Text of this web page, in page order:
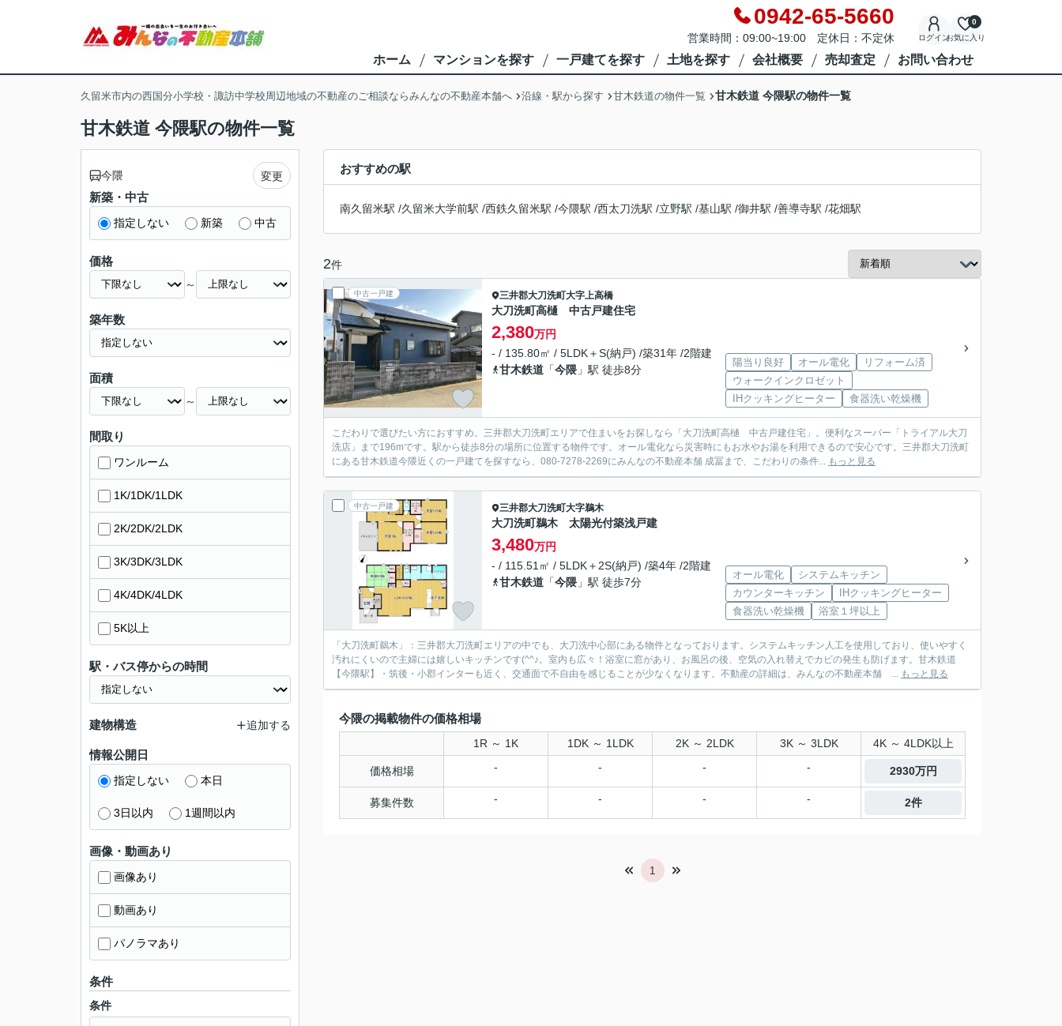
0942-65-5660
営業時間：09:00~19:00 定休日：不定休 ログインお気に入り
0
ホーム マンションを探す 一戸建てを探す 土地を探す 会社概要 売却査定 お問い合わせ
久留米市内の西国分小学校・諏訪中学校周辺地域の不動産のご相談ならみんなの不動産本舗へ 沿線・駅から探す 甘木鉄道の物件一覧 甘木鉄道 今隈駅の物件一覧
甘木鉄道 今隈駅の物件一覧
おすすめの駅
南久留米駅 /久留米大学前駅 /西鉄久留米駅 /今隈駅 /西太刀洗駅 /立野駅 /基山駅 /御井駅 /善導寺駅 /花畑駅
2件
中古一戸建 三井郡大刀洗町大字上高橋
大刀洗町高樋 中古戸建住宅
2,380万円
- / 135.80㎡ / 5LDK＋S(納戸) /築31年 /2階建
甘木鉄道 「今隈 」駅 徒歩8分
陽当り良好 オール電化
リフォーム済
ウォークインクロゼット
IHクッキングヒーター
食器洗い乾燥機
こだわりで選びたい方におすすめ。三井郡大刀洗町エリアで住まいをお探しなら「大刀洗町高樋 中古戸建住宅」。便利なスーパー「トライアル大刀
洗店」まで196mです。駅から徒歩8分の場所に位置する物件です。オール電化なら災害時にもお水やお湯を利用できるので安心です。三井郡大刀洗町
にある甘木鉄道今隈近くの一戸建てを探すなら、080-7278-2269にみんなの不動産本舗 成冨まで、こだわりの条件... もっと見る
中古一戸建 三井郡大刀洗町大字鵜木
大刀洗町鵜木 太陽光付築浅戸建
3,480万円
- / 115.51㎡ / 5LDK＋2S(納戸) /築4年 /2階建
甘木鉄道 「今隈 」駅 徒歩7分
オール電化
システムキッチン
カウンターキッチン
IHクッキングヒーター
食器洗い乾燥機
浴室１坪以上
「大刀洗町鵜木」：三井郡大刀洗町エリアの中でも、大刀洗中心部にある物件となっております。システムキッチン人工を使用しており、使いやすく
汚れにくいので主婦には嬉しいキッチンです(^^♪。室内も広々！浴室に窓があり、お風呂の後、空気の入れ替えでカビの発生も防げます。甘木鉄道
【今隈駅】・筑後・小郡インターも近く、交通面で不自由を感じることが少なくなります。不動産の詳細は、みんなの不動産本舗 ... もっと見る
今隈の掲載物件の価格相場
1R ～ 1K 1DK ～ 1LDK 2K ～ 2LDK 3K ～ 3LDK 4K ～ 4LDK以上
価格相場 - - - - 2930万円
募集件数 - - - - 2件
1
今隈 変更
新築・中古
指定しない 新築 中古
価格
～
築年数
面積
～
間取り
ワンルーム
1K/1DK/1LDK
2K/2DK/2LDK
3K/3DK/3LDK
4K/4DK/4LDK
5K以上
駅・バス停からの時間
建物構造 追加する
情報公開日
指定しない 本日
3日以内 1週間以内
画像・動画あり
画像あり
動画あり
パノラマあり
条件
条件